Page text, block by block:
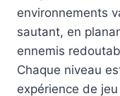
environnements
sautant, en
ennemis
Chaque niveau
expérience de